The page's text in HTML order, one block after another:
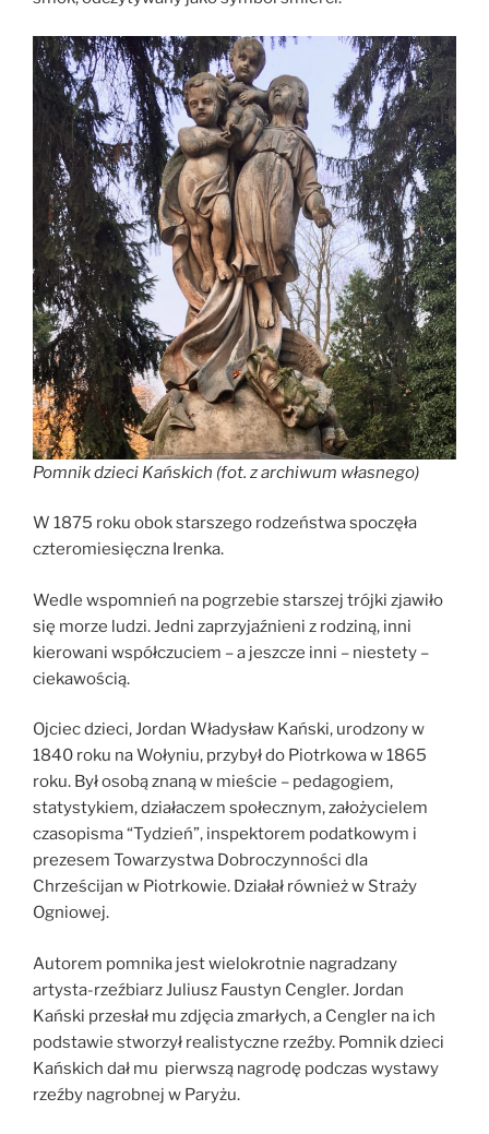
Pomnik dzieci Kańskich (fot. z archiwum własnego)
W 1875 roku obok starszego rodzeństwa spoczęła
czteromiesięczna Irenka.
Wedle wspomnień na pogrzebie starszej trójki zjawiło
się morze ludzi. Jedni zaprzyjaźnieni z rodziną, inni
kierowani współczuciem – a jeszcze inni – niestety –
ciekawością.
Ojciec dzieci, Jordan Władysław Kański, urodzony w
1840 roku na Wołyniu, przybył do Piotrkowa w 1865
roku. Był osobą znaną w mieście – pedagogiem,
statystykiem, działaczem społecznym, założycielem
czasopisma “Tydzień”, inspektorem podatkowym i
prezesem Towarzystwa Dobroczynności dla
Chrześcijan w Piotrkowie. Działał również w Straży
Ogniowej.
Autorem pomnika jest wielokrotnie nagradzany
artysta-rzeźbiarz Juliusz Faustyn Cengler. Jordan
Kański przesłał mu zdjęcia zmarłych, a Cengler na ich
podstawie stworzył realistyczne rzeźby. Pomnik dzieci
Kańskich dał mu pierwszą nagrodę podczas wystawy
rzeźby nagrobnej w Paryżu.